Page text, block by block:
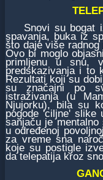
Snovi su bogat
spavanja, buka iz
što daje više
Ovo bi moglo
primljenu u snu,
predskazivanja i to
Rezultati koji su
su značajni po
istraživanja (u
Njujorku), bila su
pogode 'ciljne' slike
sanjaču je
u određenoj
za vreme sna
koje su postigle
da telepatija kroz